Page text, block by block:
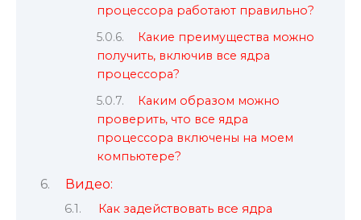
процессора работают правильно?
Какие преимущества можно
получить, включив все ядра
процессора?
Каким образом можно
проверить, что все ядра
процессора включены на моем
компьютере?
Видео:
Как задействовать все ядра